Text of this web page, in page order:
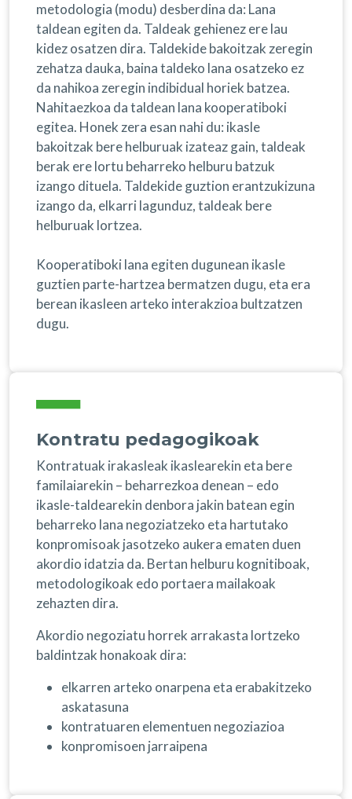
metodologia (modu) desberdina da: Lana
taldean egiten da. Taldeak gehienez ere lau
kidez osatzen dira. Taldekide bakoitzak zeregin
zehatza dauka, baina taldeko lana osatzeko ez
da nahikoa zeregin indibidual horiek batzea.
Nahitaezkoa da taldean lana kooperatiboki
egitea. Honek zera esan nahi du: ikasle
bakoitzak bere helburuak izateaz gain, taldeak
berak ere lortu beharreko helburu batzuk
izango dituela. Taldekide guztion erantzukizuna
izango da, elkarri lagunduz, taldeak bere
helburuak lortzea.
Kooperatiboki lana egiten dugunean ikasle
guztien parte-hartzea bermatzen dugu, eta era
berean ikasleen arteko interakzioa bultzatzen
dugu.
Kontratu pedagogikoak
Kontratuak irakasleak ikaslearekin eta bere
familaiarekin – beharrezkoa denean – edo
ikasle-taldearekin denbora jakin batean egin
beharreko lana negoziatzeko eta hartutako
konpromisoak jasotzeko aukera ematen duen
akordio idatzia da. Bertan helburu kognitiboak,
metodologikoak edo portaera mailakoak
zehazten dira.
Akordio negoziatu horrek arrakasta lortzeko
baldintzak honakoak dira:
elkarren arteko onarpena eta erabakitzeko
askatasuna
kontratuaren elementuen negoziazioa
konpromisoen jarraipena